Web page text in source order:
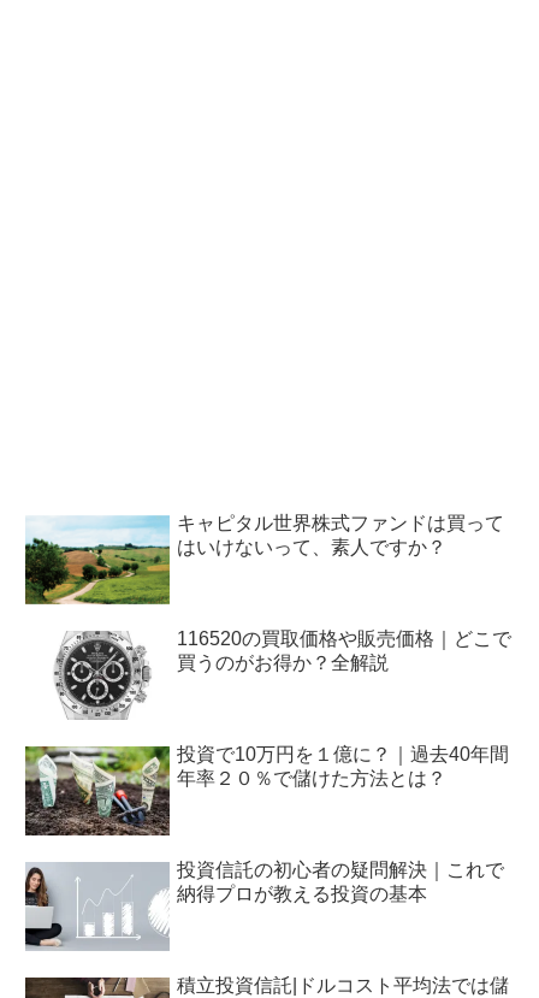
キャピタル世界株式ファンドは買って
はいけないって、素人ですか？
116520の買取価格や販売価格｜どこで
買うのがお得か？全解説
投資で10万円を１億に？｜過去40年間
年率２０％で儲けた方法とは？
投資信託の初心者の疑問解決｜これで
納得プロが教える投資の基本
積立投資信託|ドルコスト平均法では儲